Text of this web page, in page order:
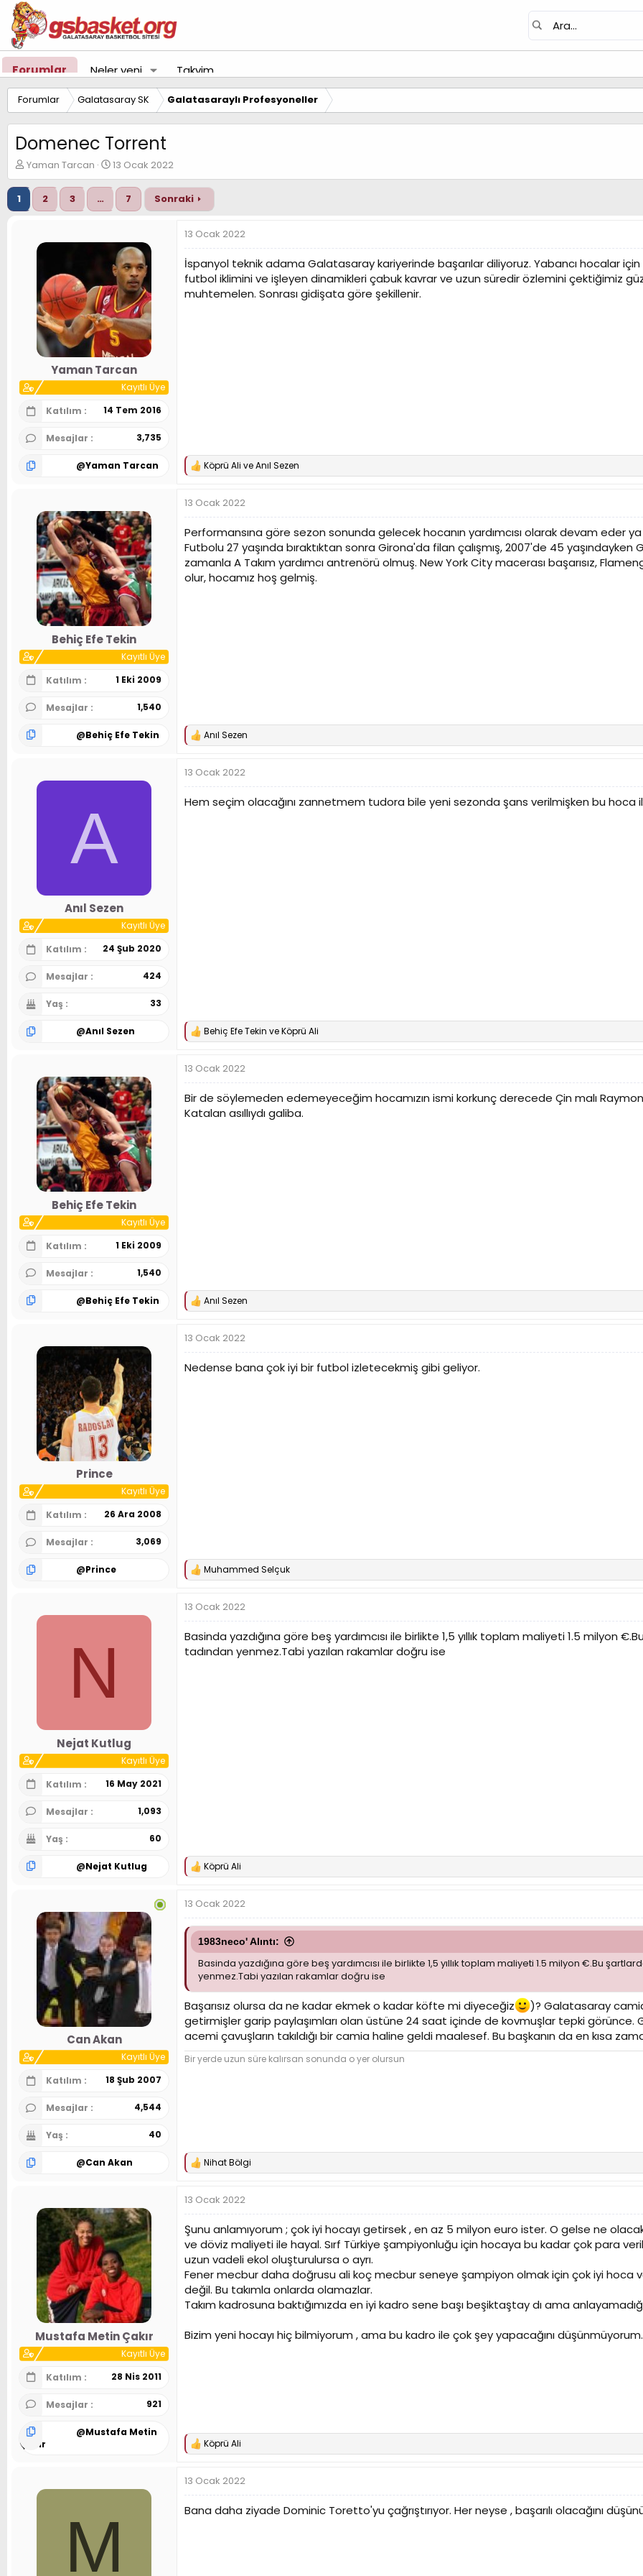
Forumlar Neler yeni Takvim
Forumlar Galatasaray SK Galatasaraylı Profesyoneller
Domenec Torrent
K
o
n
u
y
Yaman Tarcan
B
a
ş
g
ç
t
a
r
i
h
i
13 Ocak 2022
1 2 3 … 7 Sonraki
Yaman Tarcan
Kayıtlı Üye
Katılım
14 Tem 2016
Mesajlar 3,735
@Yaman Tarcan
13 Ocak 2022
İspanyol teknik adama Galatasaray kariyerinde başarılar diliyoruz. Yabancı hocalar için
futbol iklimini ve işleyen dinamikleri çabuk kavrar ve uzun süredir özlemini çektiğimiz
muhtemelen. Sonrası gidişata göre şekillenir.
T
k
i
l
e
r
:
Köprü Ali veAnıl Sezen
Behiç Efe Tekin
Kayıtlı Üye
Katılım
1 Eki 2009
Mesajlar 1,540
@Behiç Efe Tekin
13 Ocak 2022
Performansına göre sezon sonunda gelecek hocanın yardımcısı olarak devam eder
Futbolu 27 yaşında bıraktıktan sonra Girona'da filan çalışmış, 2007'de 45 yaşındayken
zamanla A Takım yardımcı antrenörü olmuş. New York City macerası başarısız,
olur, hocamız hoş gelmiş.
T
k
i
l
e
Anıl Sezen
A
Anıl Sezen
Kayıtlı Üye
Katılım
24 Şub 2020
Mesajlar 424
Yaş 33
@Anıl Sezen
13 Ocak 2022
Hem seçim olacağını zannetmem tudora bile yeni sezonda şans verilmişken bu hoca
T
k
i
l
e
r
Behiç Efe Tekin veKöprü Ali
Behiç Efe Tekin
Kayıtlı Üye
Katılım
1 Eki 2009
Mesajlar 1,540
@Behiç Efe Tekin
13 Ocak 2022
Bir de söylemeden edemeyeceğim hocamızın ismi korkunç derecede Çin malı
Katalan asıllıydı galiba.
T
k
i
l
e
Anıl Sezen
Prince
Kayıtlı Üye
Katılım
26 Ara 2008
Mesajlar 3,069
@Prince
13 Ocak 2022
Nedense bana çok iyi bir futbol izletecekmiş gibi geliyor.
T
k
i
l
e
r
Muhammed Selçuk
N
Nejat Kutlug
Kayıtlı Üye
Katılım
16 May 2021
Mesajlar 1,093
Yaş 60
@Nejat Kutlug
13 Ocak 2022
Basinda yazdığına göre beş yardımcısı ile birlikte 1,5 yıllık toplam maliyeti 1.5 milyon
tadından yenmez.Tabi yazılan rakamlar doğru ise
T
k
i
l
e
r
Köprü Ali
Can Akan
Kayıtlı Üye
Katılım
18 Şub 2007
Mesajlar 4,544
Yaş 40
@Can Akan
13 Ocak 2022
1983neco' Alıntı:
Basinda yazdığına göre beş yardımcısı ile birlikte 1,5 yıllık toplam maliyeti 1.5 milyon €.Bu
yenmez.Tabi yazılan rakamlar doğru ise
Başarısız olursa da ne kadar ekmek o kadar köfte mi diyeceğiz
)? Galatasaray
getirmişler garip paylaşımları olan üstüne 24 saat içinde de kovmuşlar tepki görünce.
acemi çavuşların takıldığı bir camia haline geldi maalesef. Bu başkanın da en kısa
Bir yerde uzun süre kalırsan sonunda o yer olursun
T
k
i
l
e
r
:
Nihat Bölgi
Mustafa Metin Çakır
Kayıtlı Üye
Katılım
28 Nis 2011
Mesajlar 921
@Mustafa Metin
Çakır
13 Ocak 2022
Şunu anlamıyorum ; çok iyi hocayı getirsek , en az 5 milyon euro ister. O gelse ne
ve döviz maliyeti ile hayal. Sırf Türkiye şampiyonluğu için hocaya bu kadar çok para
uzun vadeli ekol oluşturulursa o ayrı.
Fener mecbur daha doğrusu ali koç mecbur seneye şampiyon olmak için çok iyi
değil. Bu takımla onlarda olamazlar.
Takım kadrosuna baktığımızda en iyi kadro sene başı beşiktaştay dı ama
Bizim yeni hocayı hiç bilmiyorum , ama bu kadro ile çok şey yapacağını düşünmüyorum.
T
k
i
l
e
Köprü Ali
M
13 Ocak 2022
Bana daha ziyade Dominic Toretto'yu çağrıştırıyor. Her neyse , başarılı olacağını